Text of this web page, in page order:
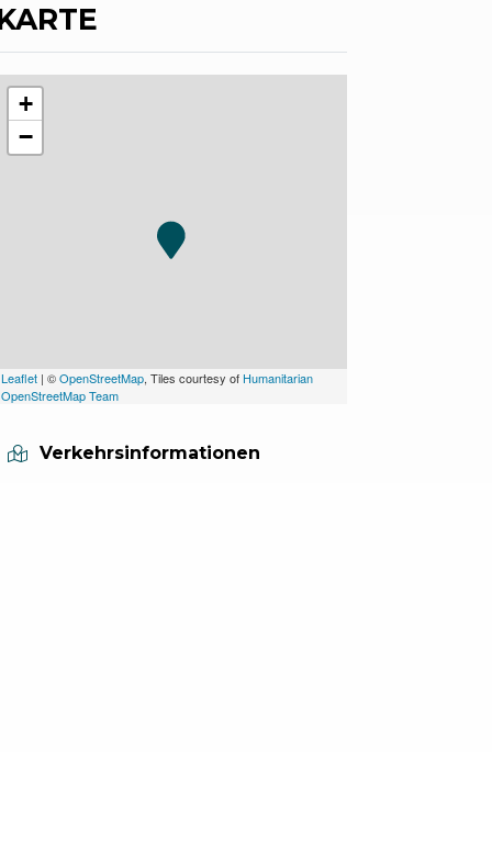
+
−
Leaflet | ©OpenStreetMap, Tiles courtesy of Humanitarian
OpenStreetMap Team
Verkehrsinformationen